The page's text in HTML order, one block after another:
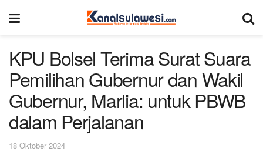
KPU Bolsel Terima Surat Suara
Pemilihan Gubernur dan Wakil
Gubernur, Marlia: untuk PBWB
dalam Perjalanan
18 Oktober 2024